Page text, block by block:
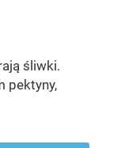
śliwki.
pektyny,